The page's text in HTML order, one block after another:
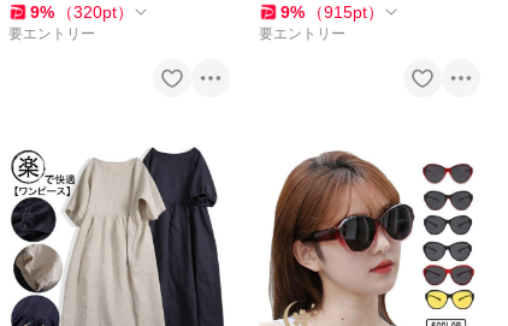
ース 出張 旅行 撥水
9% （320pt）
要エントリー
9% （915pt）
要エントリー